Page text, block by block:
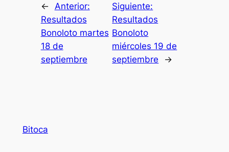
←
Anterior:
Resultados
Bonoloto martes
18 de
septiembre
Siguiente:
Resultados
Bonoloto
miércoles 19 de
septiembre
→
Bitoca